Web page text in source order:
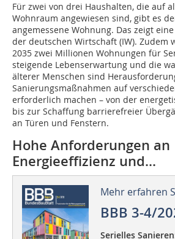
Für zwei von drei Haushalten, die auf
Wohnraum angewiesen sind, gibt es
angemessene Wohnung. Das zeigt
der deutschen Wirtschaft (IW). Zudem
2035 zwei Millionen Wohnungen für
steigende Lebenserwartung und die
älterer Menschen sind
Sanierungsmaßnahmen auf
erforderlich machen – von der
bis zur Schaffung barrierefreier
an Türen und Fenstern.
Hohe Anforderungen an
Energieeffizienz und...
Mehr erfahren
BBB 3-4/
Serielles